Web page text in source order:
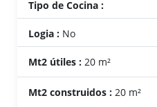
Tipo de Cocina :
Logia : No
Mt2 útiles : 20 m²
Mt2 construidos : 20 m²